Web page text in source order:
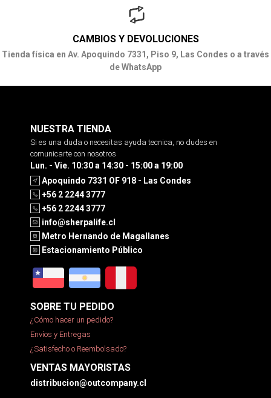
CAMBIOS Y DEVOLUCIONES
Tienda física en Av. Apoquindo 7331, Piso 9, Las Condes o a través
de WhatsApp
NUESTRA TIENDA
Si es una duda o necesitas ayuda tecnica, no dudes en
comunicarte con nosotros
Lun. - Vie. 10:30 a 14:30 - 15:00 a 19:00
Apoquindo 7331 OF 918 - Las Condes
+56 2 2244 3777
+56 2 2244 3777
info@sherpalife.cl
Metro Hernando de Magallanes
Estacionamiento Público
SOBRE TU PEDIDO
¿Cómo hacer un pedido?
Envíos y Entregas
¿Satisfecho o Reembolsado?
VENTAS MAYORISTAS
distribucion@outcompany.cl